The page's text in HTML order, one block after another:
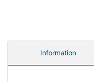
Information